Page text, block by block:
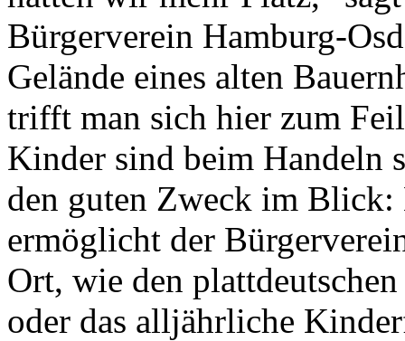
Bürgerverein Hamburg-
Gelände eines alten
trifft man sich hier zum
Kinder sind beim Handeln
den guten Zweck im
ermöglicht der
Ort, wie den
oder das alljährliche